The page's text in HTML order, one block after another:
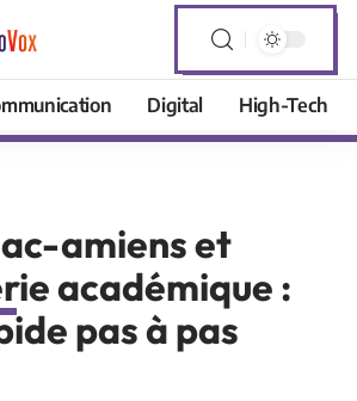
Digital High-Tech
amiens et
académique :
pas à pas